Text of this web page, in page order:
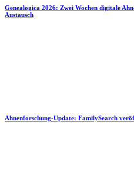
Genealogica 2026: Zwei Wochen digitale
Austausch
Ahnenforschung-Update: FamilySearch